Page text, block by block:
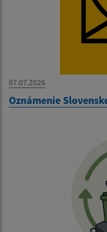
07.07.2026
Oznámenie